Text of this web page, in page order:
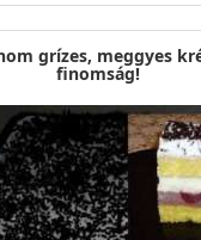
grízes, meggyes
finomság!